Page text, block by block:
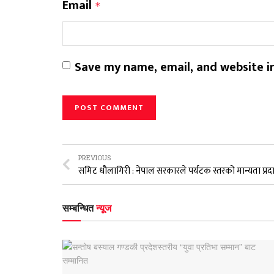
Email *
Save my name, email, and
PREVIOUS
सम्बन्धितन्यूज